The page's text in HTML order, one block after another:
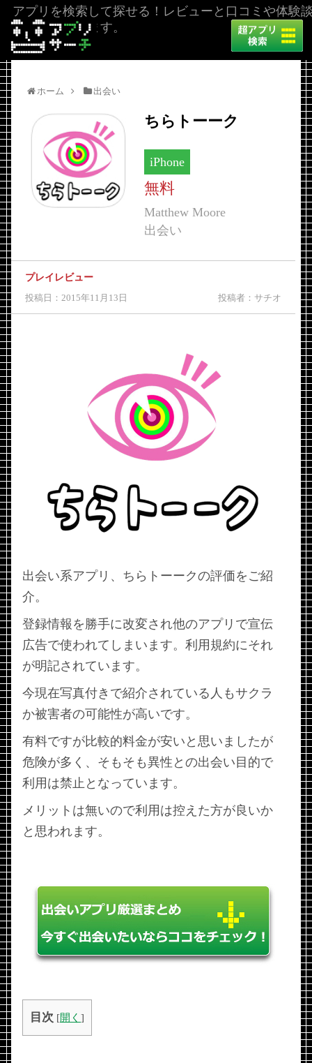
アプリを検索して探せる！レビューと口コミや体験
を掲載しています。
ホーム 出会い
ちらトーーク
iPhone
無料
Matthew Moore
出会い
プレイレビュー
投稿日：2015年11月13日 投稿者：サチオ
出会い系アプリ、ちらトーークの評価をご紹
介。
登録情報を勝手に改変され他のアプリで宣伝
広告で使われてしまいます。利用規約にそれ
が明記されています。
今現在写真付きで紹介されている人もサクラ
か被害者の可能性が高いです。
有料ですが比較的料金が安いと思いましたが
危険が多く、そもそも異性との出会い目的で
利用は禁止となっています。
メリットは無いので利用は控えた方が良いか
と思われます。
目次 [開く ]